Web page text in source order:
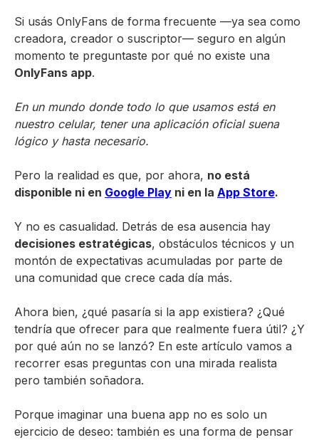
Si usás OnlyFans de forma frecuente —ya sea como
creadora, creador o suscriptor— seguro en algún
momento te preguntaste por qué no existe una
OnlyFans app.
En un mundo donde todo lo que usamos está en
nuestro celular, tener una aplicación oficial suena
lógico y hasta necesario.
Pero la realidad es que, por ahora, no está
disponible ni en Google Play ni en la App Store.
Y no es casualidad. Detrás de esa ausencia hay
decisiones estratégicas, obstáculos técnicos y un
montón de expectativas acumuladas por parte de
una comunidad que crece cada día más.
Ahora bien, ¿qué pasaría si la app existiera? ¿Qué
tendría que ofrecer para que realmente fuera útil? ¿Y
por qué aún no se lanzó? En este artículo vamos a
recorrer esas preguntas con una mirada realista
pero también soñadora.
Porque imaginar una buena app no es solo un
ejercicio de deseo: también es una forma de pensar